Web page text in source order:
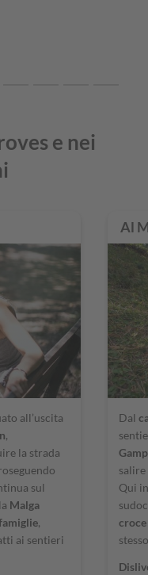
e nei
all’uscita
,
la strada
sul
Malga
,
ai sentieri
Al
Dal
Qui